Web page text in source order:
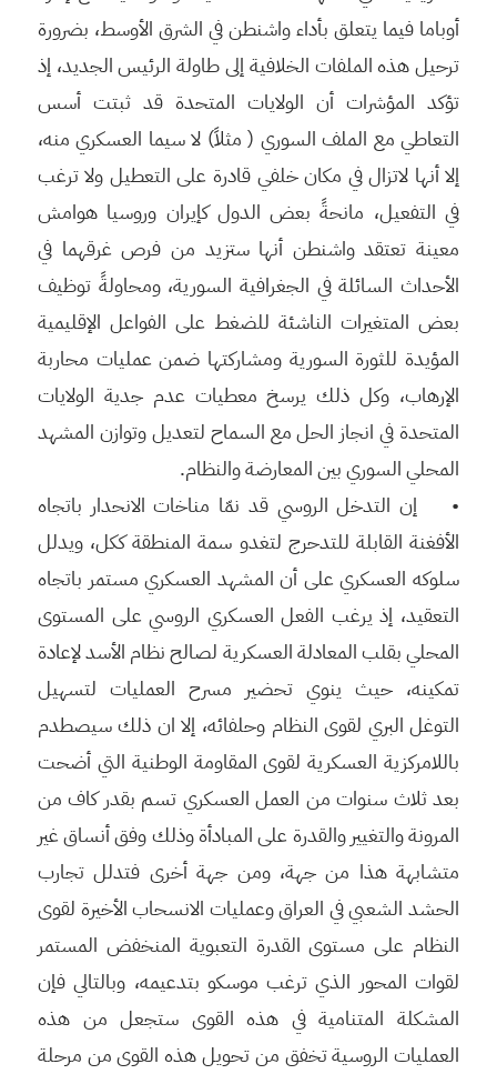
أوباما فيما يتعلق بأداء واشنطن في الشرق الأوسط، بضرورة
ترحيل هذه الملفات الخلافية إلى طاولة الرئيس الجديد، إذ
تؤكد المؤشرات أن الولايات المتحدة قد ثبتت أسس
التعاطي مع الملف السوري ( مثلاً) لا سيما العسكري منه،
إلا أنها لاتزال في مكان خلفي قادرة على التعطيل ولا ترغب
في التفعيل، مانحةً بعض الدول كإيران وروسيا هوامش
معينة تعتقد واشنطن أنها ستزيد من فرص غرقهما في
الأحداث السائلة في الجغرافية السورية، ومحاولةً توظيف
بعض المتغيرات الناشئة للضغط على الفواعل الإقليمية
المؤيدة للثورة السورية ومشاركتها ضمن عمليات محاربة
الإرهاب، وكل ذلك يرسخ معطيات عدم جدية الولايات
المتحدة في انجاز الحل مع السماح لتعديل وتوازن المشهد
المحلي السوري بين المعارضة والنظام.
• إن التدخل الروسي قد نمّا مناخات الانحدار باتجاه
الأفغنة القابلة للتدحرج لتغدو سمة المنطقة ككل، ويدلل
سلوكه العسكري على أن المشهد العسكري مستمر باتجاه
التعقيد، إذ يرغب الفعل العسكري الروسي على المستوى
المحلي بقلب المعادلة العسكرية لصالح نظام الأسد لإعادة
تمكينه، حيث ينوي تحضير مسرح العمليات لتسهيل
التوغل البري لقوى النظام وحلفائه، إلا ان ذلك سيصطدم
باللامركزية العسكرية لقوى المقاومة الوطنية التي أضحت
بعد ثلاث سنوات من العمل العسكري تسم بقدر كاف من
المرونة والتغيير والقدرة على المبادأة وذلك وفق أنساق غير
متشابهة هذا من جهة، ومن جهة أخرى فتدلل تجارب
الحشد الشعبي في العراق وعمليات الانسحاب الأخيرة لقوى
النظام على مستوى القدرة التعبوية المنخفض المستمر
لقوات المحور الذي ترغب موسكو بتدعيمه، وبالتالي فإن
المشكلة المتنامية في هذه القوى ستجعل من هذه
العمليات الروسية تخفق من تحويل هذه القوى من مرحلة